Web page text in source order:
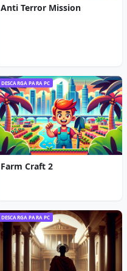
Anti Terror Mission
DESCARGA PARA PC
Farm Craft 2
DESCARGA PARA PC